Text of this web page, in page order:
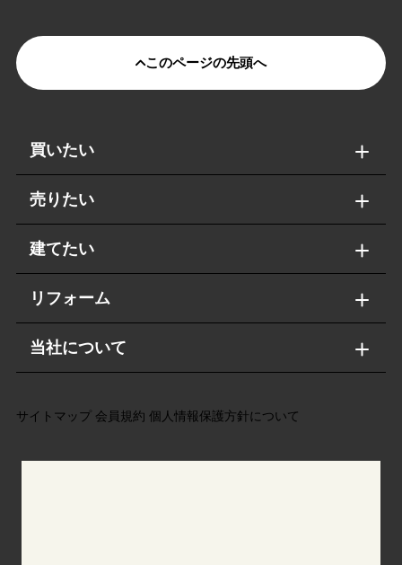
このページの先頭へ
買いたい
売りたい
建てたい
リフォーム
当社について
サイトマップ 会員規約 個人情報保護方針について